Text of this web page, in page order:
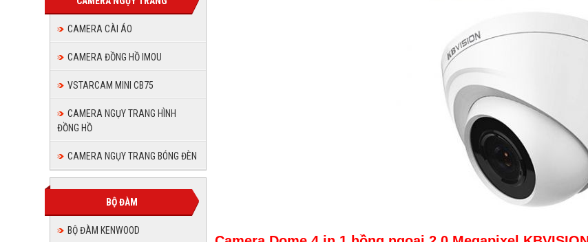
CAMERA CÀI ÁO
CAMERA ĐỒNG HỒ IMOU
VSTARCAM MINI CB75
CAMERA NGỤY TRANG HÌNH
ĐỒNG HỒ
CAMERA NGỤY TRANG BÓNG ĐÈN
BỘ ĐÀM
BỘ ĐÀM KENWOOD